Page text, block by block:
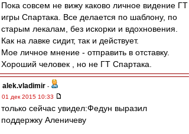
Пока совсем не вижу каково личное видение ГТ
игры Спартака. Все делается по шаблону, по
старым лекалам, без искорки и вдохновения.
Как на лавке сидит, так и действует.
Мое личное мнение - отправить в отставку.
Хороший человек , но не ГТ Спартака.
alek.vladimir -
01 дек 2015 10:33
только сейчас увидел:Федун выразил
поддержку Аленичеву